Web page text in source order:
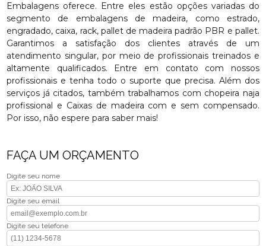
Embalagens oferece. Entre eles estão opções variadas do
segmento de embalagens de madeira, como estrado,
engradado, caixa, rack, pallet de madeira padrão PBR e pallet.
Garantimos a satisfação dos clientes através de um
atendimento singular, por meio de profissionais treinados e
altamente qualificados. Entre em contato com nossos
profissionais e tenha todo o suporte que precisa. Além dos
serviços já citados, também trabalhamos com chopeira naja
profissional e Caixas de madeira com e sem compensado.
Por isso, não espere para saber mais!
FAÇA UM ORÇAMENTO
Digite seu nome
Digite seu email
Digite seu telefone